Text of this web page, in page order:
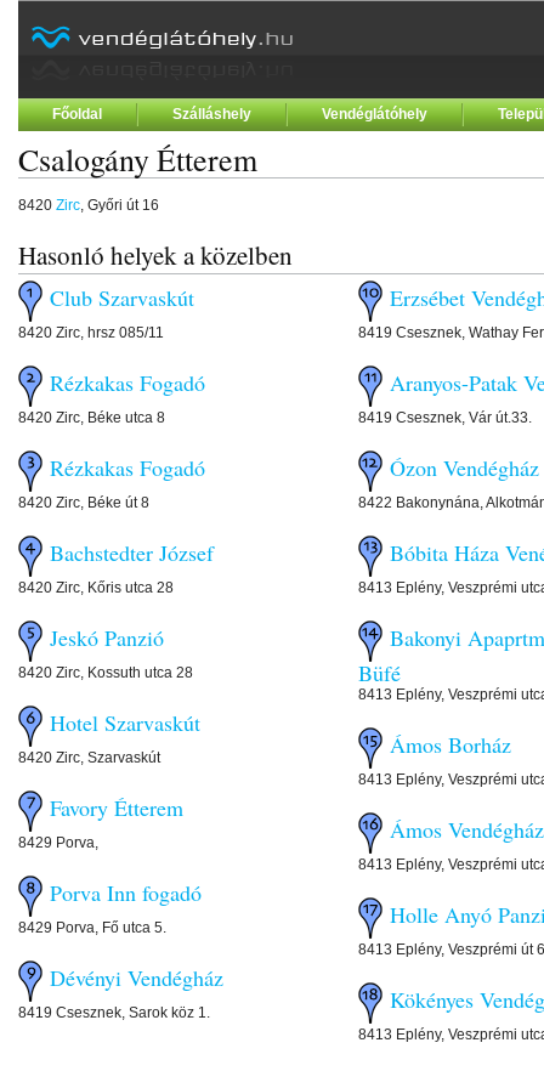
Főoldal Szálláshely Vendéglátóhely
Csalogány Étterem
8420 Zirc, Győri út 16
Hasonló helyek a közelben
Club Szarvaskút
8420 Zirc, hrsz 085/11
Rézkakas Fogadó
8420 Zirc, Béke utca 8
Rézkakas Fogadó
8420 Zirc, Béke út 8
Bachstedter József
8420 Zirc, Kőris utca 28
Jeskó Panzió
8420 Zirc, Kossuth utca 28
Hotel Szarvaskút
8420 Zirc, Szarvaskút
Favory Étterem
8429 Porva,
Porva Inn fogadó
8429 Porva, Fő utca 5.
Dévényi Vendégház
8419 Csesznek, Sarok köz 1.
Erzsébet
8419 Csesznek, Wathay
Aranyos-Patak
8419 Csesznek, Vár út.33.
Ózon Vendégház
8422 Bakonynána,
Bóbita Háza
8413 Eplény, Veszprémi
Bakonyi
Büfé
8413 Eplény, Veszprémi
Ámos Borház
8413 Eplény, Veszprémi
Ámos Vendégház
8413 Eplény, Veszprémi
Holle Anyó
8413 Eplény, Veszprémi út
Kökényes
8413 Eplény, Veszprémi